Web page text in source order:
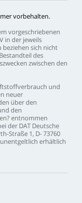
vorbehalten.
vorgeschriebenen
in der jeweils
beziehen sich nicht
Bestandteildes
zwischen den
und
neuer
überden
den
entnommen
der DAT Deutsche
Straße 1, D-73760
unentgeltlich erhältlich